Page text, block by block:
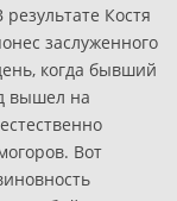
Костя
заслуженного
когда бывший
вышел на
Вот